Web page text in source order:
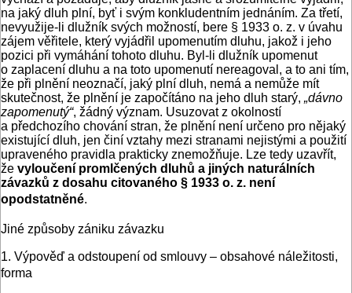
na jaký dluh plní, byť i svým konkludentním jednáním. Za třetí,
nevyužije-li dlužník svých možností, bere § 1933 o. z. v úvahu
zájem věřitele, který vyjádřil upomenutím dluhu, jakož i jeho
pozici při vymáhání tohoto dluhu. Byl-li dlužník upomenut
o zaplacení dluhu a na toto upomenutí nereagoval, a to ani tím,
že při plnění neoznačí, jaký plní dluh, nemá a nemůže mít
skutečnost, že plnění je započítáno na jeho dluh starý, „dávno
zapomenutý“, žádný význam. Usuzovat z okolností
a předchozího chování stran, že plnění není určeno pro nějaký
existující dluh, jen činí vztahy mezi stranami nejistými a použití
upraveného pravidla prakticky znemožňuje. Lze tedy uzavřít,
že vyloučení promlčených dluhů a jiných naturálních
závazků z dosahu citovaného § 1933 o. z. není
opodstatněné.
Jiné způsoby zániku závazku
1. Výpověď a odstoupení od smlouvy – obsahové náležitosti,
forma